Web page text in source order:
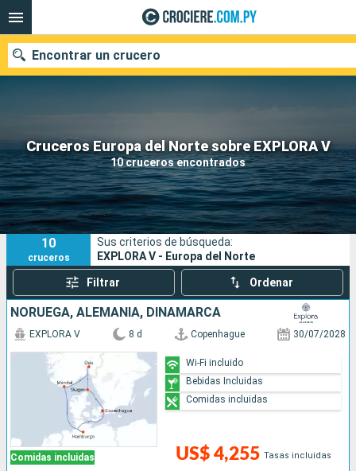
Cruceros Europa del Norte sobre EXPLORA V
10 cruceros encontrados
Encontrar un crucero
Nuestros destinos
Fecha de salida
Puertos Compañías
Buscar
10
cruceros
Sus criterios de búsqueda:
EXPLORA V - Europa del Norte
Filtrar Ordenar
NORUEGA, ALEMANIA, DINAMARCA
Comidas incluidas
EXPLORA V 8 d Copenhague 30/07/2028
US$ 4,255 Tasas incluidas
Wi-Fi incluido
Bebidas Incluidas
Comidas incluidas